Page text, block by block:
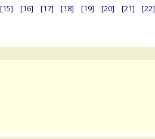
[15] [16] [17] [18] [19] [20] [21] [22]